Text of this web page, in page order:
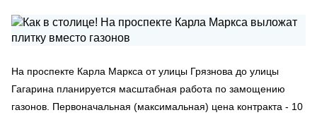
На проспекте Карла Маркса от улицы Грязнова до улицы
Гагарина планируется масштабная работа по замощению
газонов. Первоначальная (максимальная) цена контракта - 10